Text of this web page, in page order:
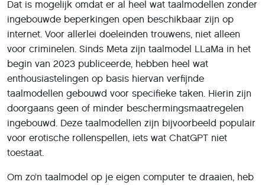
enthousiastelingen op basis hiervan verfijnde
taalmodellen gebouwd voor specifieke taken. Hierin zijn
doorgaans geen of minder beschermingsmaatregelen
ingebouwd. Deze taalmodellen zijn bijvoorbeeld populair
voor erotische rollenspellen, iets wat ChatGPT niet
toestaat.
Om zo’n taalmodel op je eigen computer te draaien, heb
je een high-end videokaart nodig. De kosten daarvan
kunnen wel tot een paar duizend euro oplopen, maar
dan ben je zeker dat de resultaten niet gefilterd worden
gewoon een taalmodel van een publieke repositoryzoals